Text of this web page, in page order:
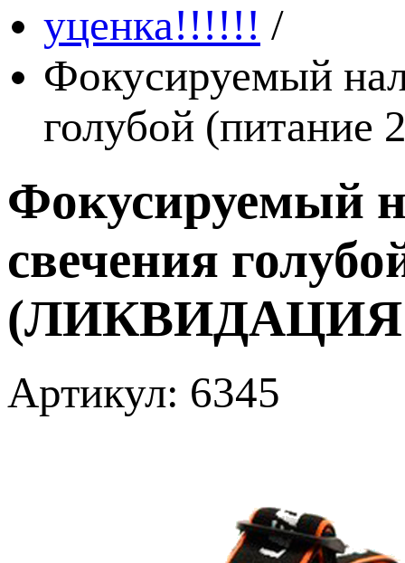
уценка!!!!!! /
Фокусируемый
голубой
Фокусируемый
свечения
Артикул: 6345